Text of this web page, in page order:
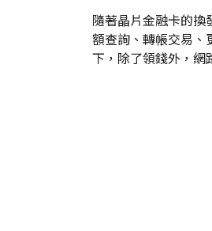
隨著晶片金融卡的
額查詢、轉帳交易、
下，除了領錢外，網